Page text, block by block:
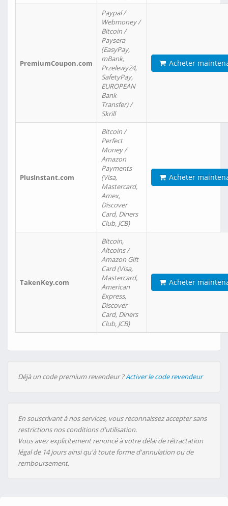
PremiumCoupon.com
Paypal /
Webmoney /
Bitcoin /
Paysera
(EasyPay,
mBank,
Przelewy24,
SafetyPay,
EUROPEAN
Bank
Transfer) /
Skrill
Acheter
PlusInstant.com
Bitcoin /
Perfect
Money /
Amazon
Payments
(Visa,
Mastercard,
Amex,
Discover
Card, Diners
Club, JCB)
Acheter
TakenKey.com
Bitcoin,
Altcoins /
Amazon Gift
Card (Visa,
Mastercard,
American
Express,
Discover
Card, Diners
Club, JCB)
Acheter
Déjà un code premium revendeur ?Activer le code revendeur
En souscrivant à nos services, vous reconnaissez accepter sans
restrictions nos conditions d'utilisation.
Vous avez explicitement renoncé à votre délai de rétractation
légal de 14 jours ainsi qu'à toute forme d'annulation ou de
remboursement.